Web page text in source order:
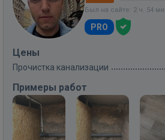
Был на сайте: 2 ч. 54
PRO
Цены
Прочистка канализации
Примеры работ